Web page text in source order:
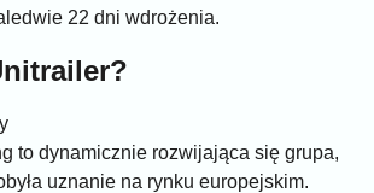
22 dni wdrożenia.
to dynamicznie rozwijająca się grupa,
uznanie na rynku europejskim.